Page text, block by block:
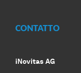
CONTATTO
iNovitas AG